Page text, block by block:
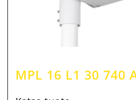
MPL 16 L1 30 740